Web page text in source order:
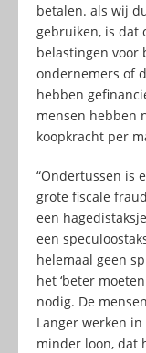
betalen. als wij
gebruiken, is dat
belastingen voor
ondernemers of
hebben
mensen hebben
koopkracht per
“Ondertussen is
grote fiscale
een
een
helemaal geen
het ‘beter
nodig. De
Langer werken
minder loon, dat